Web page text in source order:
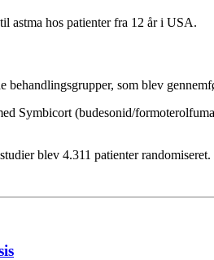
astma hos patienter fra 12 år i USA.
som blev
Symbicort (budesonid/
blev 4.311 patienter